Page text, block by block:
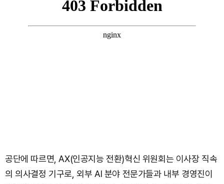
공단에 따르면, AX(인공지능 전환)혁신 위원회는 이사장 직속
의 의사결정 기구로, 외부 AI 분야 전문가들과 내부 경영진이